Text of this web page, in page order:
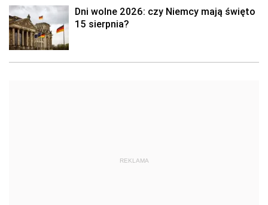
Dni wolne 2026: czy Niemcy mają święto
15 sierpnia?
REKLAMA